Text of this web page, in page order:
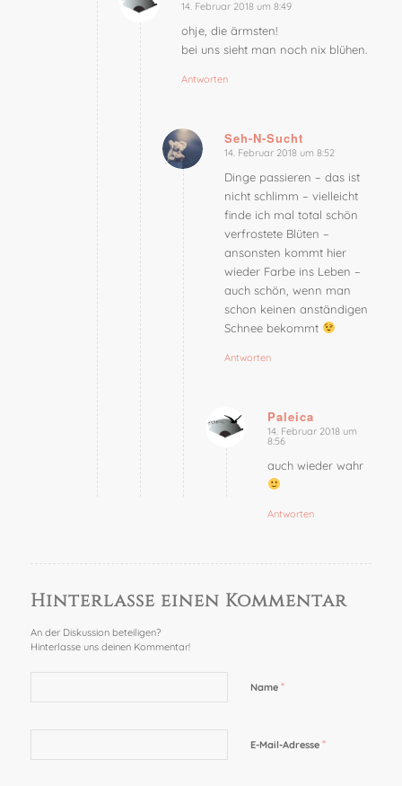
sagte:
14. Februar 2018 um 8:49
ohje, die ärmsten!
bei uns sieht man noch nix blühen.
Antworten
Seh-N-Sucht
sagte:
14. Februar 2018 um 8:52
Dinge passieren – das ist
nicht schlimm – vielleicht
finde ich mal total schön
verfrostete Blüten –
ansonsten kommt hier
wieder Farbe ins Leben –
auch schön, wenn man
schon keinen anständigen
Schnee bekommt
Antworten
Paleica
sagte:
14. Februar 2018 um
8:56
auch wieder wahr
Antworten
Hinterlasse einen Kommentar
An der Diskussion beteiligen?
Hinterlasse uns deinen Kommentar!
Name *
E-Mail-Adresse *